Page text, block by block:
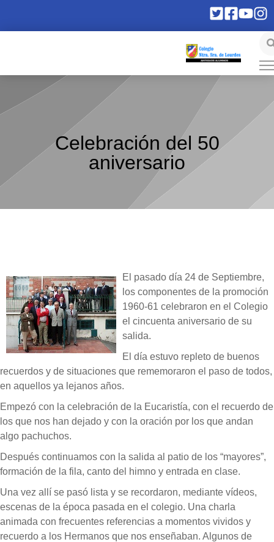
Celebración del 50
aniversario
El pasado día 24 de Septiembre,
los componentes de la promoción
1960-61 celebraron en el Colegio
el cincuenta aniversario de su
salida.
El día estuvo repleto de buenos
recuerdos y de situaciones que rememoraron el paso de todos,
en aquellos ya lejanos años.
Empezó con la celebración de la Eucaristía, con el recuerdo de
los que nos han dejado y con la oración por los que andan
algo pachuchos.
Después continuamos con la salida al patio de los “mayores”,
formación de la fila, canto del himno y entrada en clase.
Una vez allí se pasó lista y se recordaron, mediante vídeos,
escenas de la época pasada en el colegio. Una charla
animada con frecuentes referencias a momentos vividos y
recuerdo a los Hermanos que nos enseñaban. Algunos de